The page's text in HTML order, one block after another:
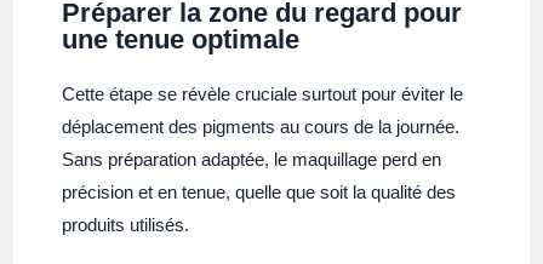
Préparer la zone du regard pour
une tenue optimale
Cette étape se révèle cruciale surtout pour éviter le
déplacement des pigments au cours de la journée.
Sans préparation adaptée, le maquillage perd en
précision et en tenue, quelle que soit la qualité des
produits utilisés.